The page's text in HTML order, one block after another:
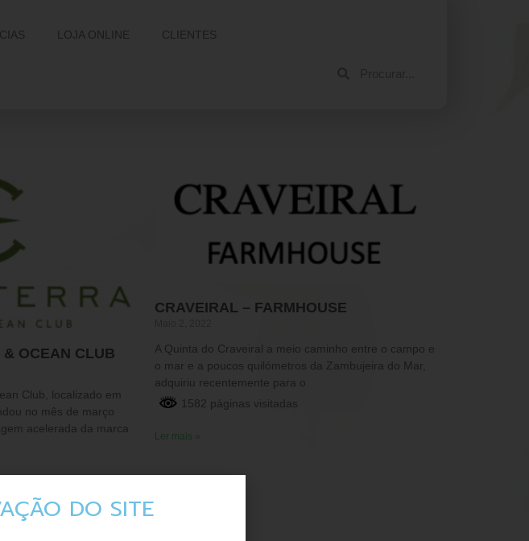
LOJA ONLINE CLIENTES
& OCEAN CLUB
Club, localizado em
no mês de março
acelerada da marca
CRAVEIRAL – FARMHOUSE
A Quinta do Craveiral a meio caminho entre o campo e
o mar e a poucos quilómetros da Zambujeira do Mar,
adquiriu recentemente para o
1582 páginas visitadas
Ler mais »
DO SITE